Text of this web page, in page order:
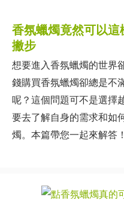
香氛蠟燭竟然可以
撇步
想要進入香氛蠟燭的世界
錢購買香氛蠟燭卻總是不
呢？這個問題可不是選擇
要去了解自身的需求和如
燭。本篇帶您一起來解答！